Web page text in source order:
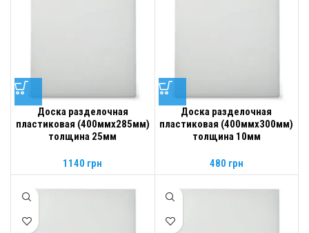
Доска разделочная
пластиковая (400ммх285мм)
толщина 25мм
1140 грн
Доска разделочная
пластиковая (400ммх300мм)
толщина 10мм
480 грн